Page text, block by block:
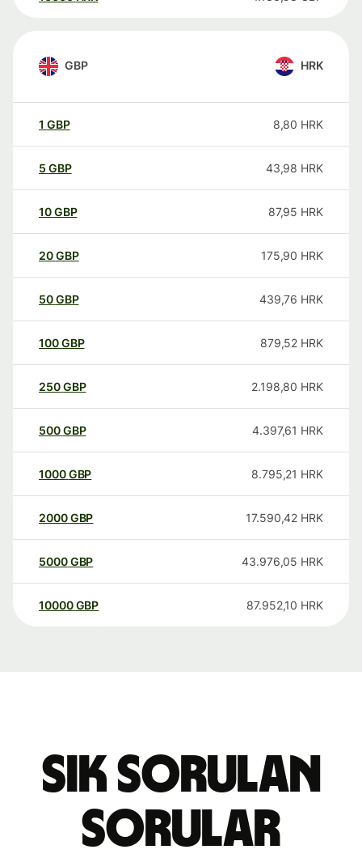
GBP HRK
1 GBP 8,80 HRK
5 GBP 43,98 HRK
10GBP 87,95 HRK
20GBP 175,90 HRK
50GBP 439,76 HRK
100GBP 879,52 HRK
250GBP 2.198,80 HRK
500GBP 4.397,61 HRK
1000GBP 8.795,21 HRK
2000GBP 17.590,42 HRK
5000GBP 43.976,05 HRK
10000 GBP 87.952,10 HRK
Sık sorulan
sorular